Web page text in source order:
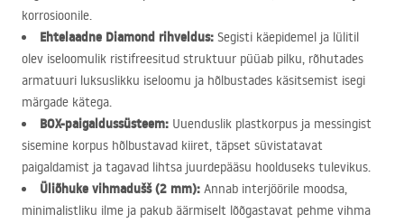
korrosioonile.
Ehtelaadne Diamond rihveldus: Segisti käepidemel ja lülitil
olev iseloomulik ristifreesitud struktuur püüab pilku, rõhutades
armatuuri luksuslikku iseloomu ja hõlbustades käsitsemist isegi
märgade kätega.
BOX-paigaldussüsteem: Uuenduslik plastkorpus ja messingist
sisemine korpus hõlbustavad kiiret, täpset süvistatavat
paigaldamist ja tagavad lihtsa juurdepääsu hoolduseks tulevikus.
Üliõhuke vihmadušš (2 mm): Annab interjöörile moodsa,
minimalistliku ilme ja pakub äärmiselt lõõgastavat pehme vihma